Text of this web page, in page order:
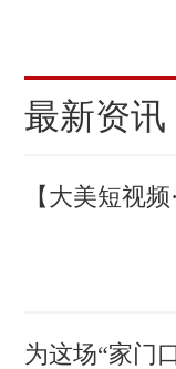
最新资讯
【大美短视
为这场“家门